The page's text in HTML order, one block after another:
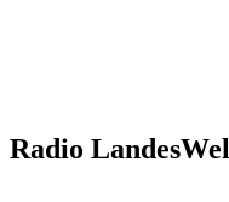
Radio